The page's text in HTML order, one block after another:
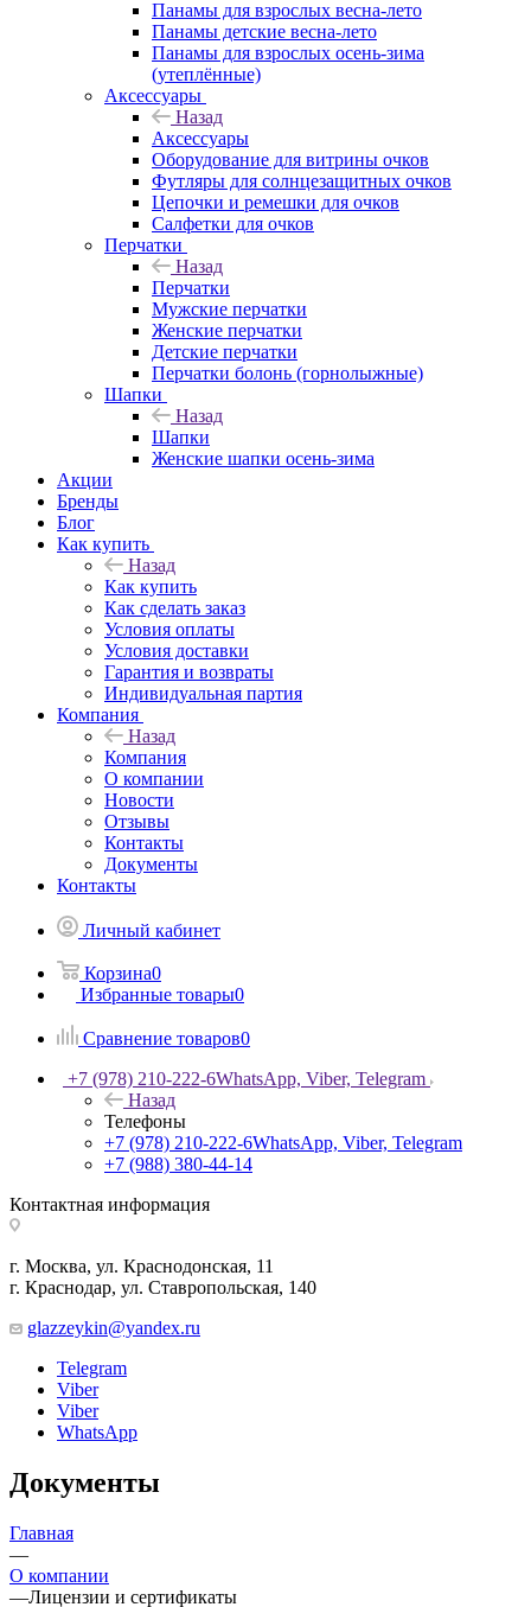
Панамы для взрослых весна-лето
Панамы детские весна-лето
Панамы для взрослых осень-зима
(утеплённые)
Аксессуары
Назад
Аксессуары
Оборудование для витрины очков
Футляры для солнцезащитных очков
Цепочки и ремешки для очков
Салфетки для очков
Перчатки
Назад
Перчатки
Мужские перчатки
Женские перчатки
Детские перчатки
Перчатки болонь (горнолыжные)
Шапки
Назад
Шапки
Женские шапки осень-зима
Акции
Бренды
Блог
Как купить
Назад
Как купить
Как сделать заказ
Условия оплаты
Условия доставки
Гарантия и возвраты
Индивидуальная партия
Компания
Назад
Компания
О компании
Новости
Отзывы
Контакты
Документы
Контакты
Личный кабинет
Корзина0
Избранные товары0
Сравнение товаров0
+7 (978) 210-222-6WhatsApp, Viber, Telegram
Назад
Телефоны
+7 (978) 210-222-6WhatsApp, Viber, Telegram
+7 (988) 380-44-14
Контактная информация
г. Москва, ул. Краснодонская, 11
г. Краснодар, ул. Ставропольская, 140
glazzeykin@yandex.ru
Telegram
Viber
Viber
WhatsApp
Документы
Главная
—
О компании
—Лицензии и сертификаты